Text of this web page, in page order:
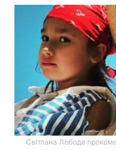
Світлана Лобода